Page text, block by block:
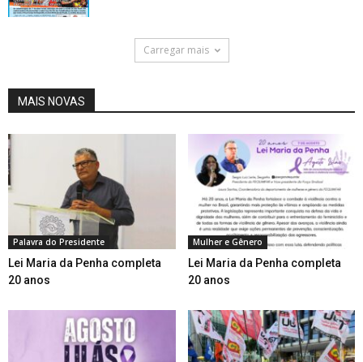
Carregar mais
MAIS NOVAS
Palavra do Presidente
Lei Maria da Penha completa
20 anos
Mulher e Gênero
Lei Maria da Penha completa
20 anos